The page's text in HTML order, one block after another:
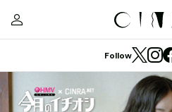
Follow